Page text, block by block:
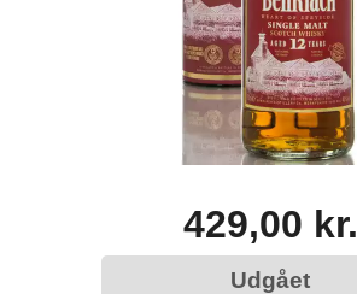
429,00 kr.
Udgået